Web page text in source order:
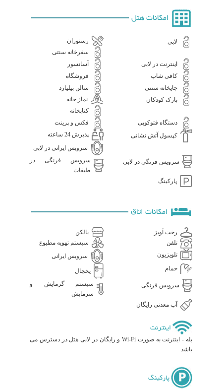
امکانات هتل
لابی
رستوران
سفرخانه سنتی
اینترنت در لابی
آسانسور
کافی شاپ
فروشگاه
چایخانه سنتی
سالن بیلیارد
پارک کودکان
نماز خانه
کتابخانه
دستگاه فتوکوپی
فکس و پرینت
کپسول آتش نشانی
پذیرش 24 ساعته
سرویس ایرانی در لابی
سرویس فرنگی در لابی
سرویس فرنگی در
طبقات
پارکینگ
امکانات اتاق
رخت آویز
بالکن
تلفن
سیستم تهویه مطبوع
تلویزیون
سرویس ایرانی
حمام
یخچال
سرویس فرنگی
سیستم گرمایش و
سرمایش
آب معدنی رایگان
اینترنت
بله - اینترنت به صورت Wi-Fi و رایگان در لابی هتل در دسترس می
باشد
پارکینگ